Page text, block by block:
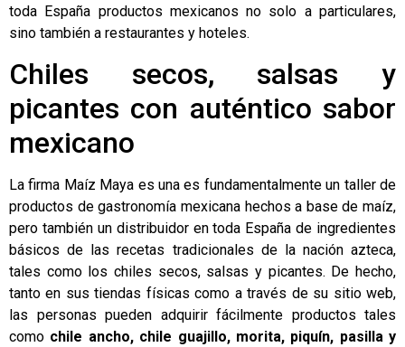
toda España productos mexicanos no solo a particulares,
sino también a restaurantes y hoteles.
Chiles secos, salsas y
picantes con auténtico sabor
mexicano
La firma Maíz Maya es una es fundamentalmente un taller de
productos de gastronomía mexicana hechos a base de maíz,
pero también un distribuidor en toda España de ingredientes
básicos de las recetas tradicionales de la nación azteca,
tales como los chiles secos, salsas y picantes. De hecho,
tanto en sus tiendas físicas como a través de su sitio web,
las personas pueden adquirir fácilmente productos tales
como chile ancho, chile guajillo, morita, piquín, pasilla y